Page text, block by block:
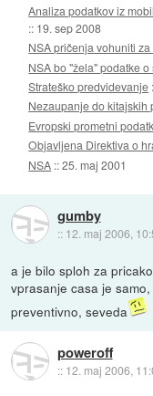
Analiza podatkov iz
:: 19. sep 2008
NSA pričenja vohuniti
NSA bo "žela" podatke
Strateško predvidevanje
Nezaupanje do kitajskih
Evropski prometni
Objavljena Direktiva o
NSA ::25. maj 2001
gumby
:: 12. maj 2006,
a je bilo sploh za
vprasanje casa je
preventivno, seveda
poweroff
:: 12. maj 2006,